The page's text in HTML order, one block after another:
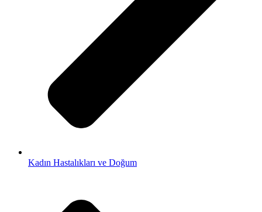
Kadın Hastalıkları ve Doğum